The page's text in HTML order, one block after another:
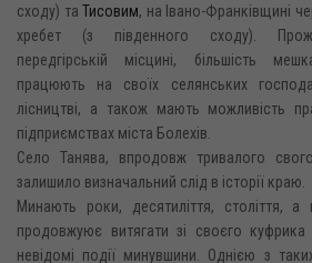
сходу) та Тисовим, на Івано-Франківщині
хребет (з південного сходу).
передгірській місцині, більшість
працюють на своїх селянських
лісництві, а також мають можливість
підприємствах міста Болехів.
Село Танява, впродовж тривалого свого
залишило визначальний слід в історії краю.
Минають роки, десятиліття, століття, а
продовжуює витягати зі своєго куфрика
невідомі події минувшини. Однією з